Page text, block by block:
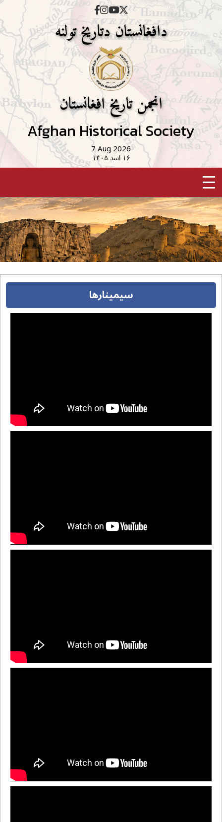
دافغانستان دتاریخ تولنه
انجمن تاریخ افغانستان
Afghan Historical Society
7 Aug 2026
۱۶ اسد ۱۴۰۵
سیمینارها